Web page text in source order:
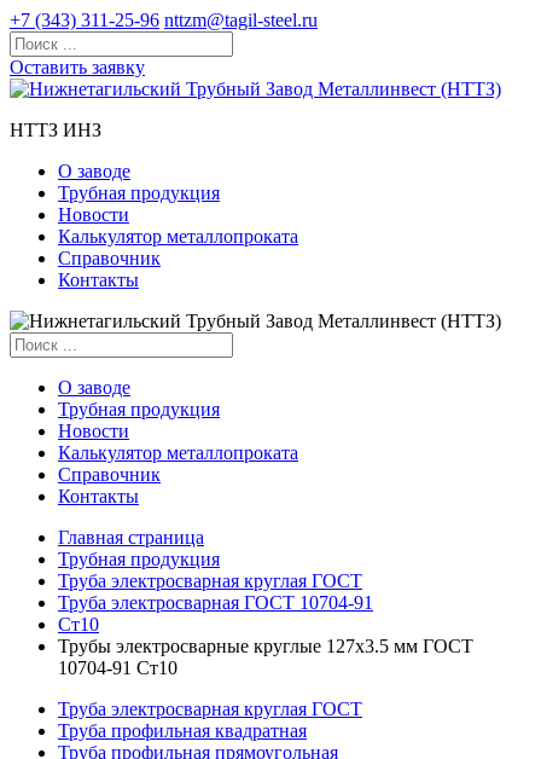
+7 (343) 311-25-96 nttzm@tagil-steel.ru
Оставить заявку
НТТЗ ИНЗ
О заводе
Трубная продукция
Новости
Калькулятор металлопроката
Справочник
Контакты
О заводе
Трубная продукция
Новости
Калькулятор металлопроката
Справочник
Контакты
Главная страница
Трубная продукция
Труба электросварная круглая ГОСТ
Труба электросварная ГОСТ 10704-91
Ст10
Трубы электросварные круглые 127x3.5 мм ГОСТ
10704-91 Ст10
Труба электросварная круглая ГОСТ
Труба профильная квадратная
Труба профильная прямоугольная